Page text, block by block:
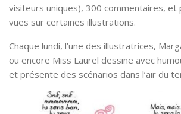
visiteurs uniques), 300 commentaires, et
vues sur certaines illustrations.
Chaque lundi, l’une des illustratrices,
ou encore Miss Laurel dessine avec
et présente des scénarios dans l’air du